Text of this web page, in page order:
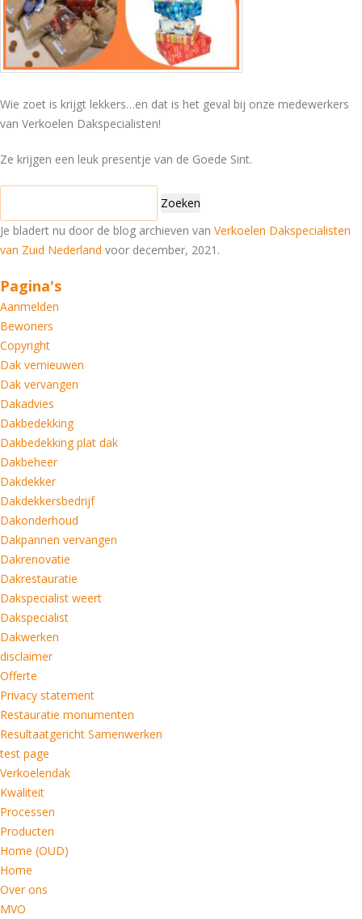
Wie zoet is krijgt lekkers…en dat is het geval bij onze medewerkers
van Verkoelen Dakspecialisten!
Ze krijgen een leuk presentje van de Goede Sint.
Je bladert nu door de blog archieven van Verkoelen Dakspecialisten
van Zuid Nederland voor december, 2021.
Pagina's
Aanmelden
Bewoners
Copyright
Dak vernieuwen
Dak vervangen
Dakadvies
Dakbedekking
Dakbedekking plat dak
Dakbeheer
Dakdekker
Dakdekkersbedrijf
Dakonderhoud
Dakpannen vervangen
Dakrenovatie
Dakrestauratie
Dakspecialist weert
Dakspecialist
Dakwerken
disclaimer
Offerte
Privacy statement
Restauratie monumenten
Resultaatgericht Samenwerken
test page
Verkoelendak
Kwaliteit
Processen
Producten
Home (OUD)
Home
Over ons
MVO